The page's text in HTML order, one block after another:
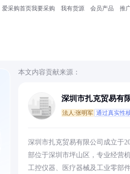
爱采购首页我要采购 我有货源 会员产品 推
本文内容贡献来源：
深圳市扎克贸易有
法人:张明军 通过真实性
深圳市扎克贸易有限公司成立于
部位于深圳市坪山区，专业经营机
工控仪器、医疗器械及工业零部